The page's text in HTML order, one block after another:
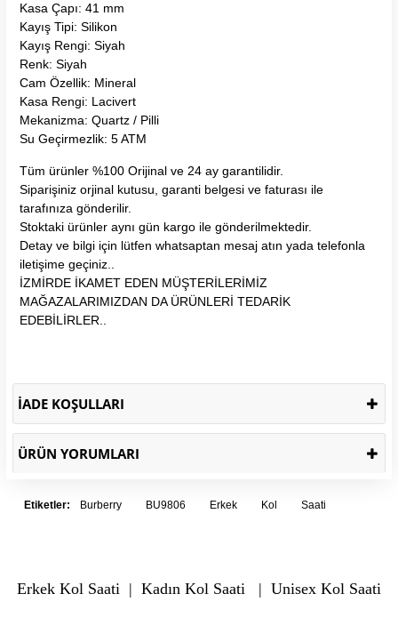
Kasa Çapı: 41 mm
Kayış Tipi: Silikon
Kayış Rengi: Siyah
Renk: Siyah
Cam Özellik: Mineral
Kasa Rengi: Lacivert
Mekanizma: Quartz / Pilli
Su Geçirmezlik: 5 ATM
Tüm ürünler %100 Orijinal ve 24 ay garantilidir.
Siparişiniz orjinal kutusu, garanti belgesi ve faturası ile
tarafınıza gönderilir.
Stoktaki ürünler aynı gün kargo ile gönderilmektedir.
Detay ve bilgi için lütfen whatsaptan mesaj atın yada telefonla
iletişime geçiniz..
İZMİRDE İKAMET EDEN MÜŞTERİLERİMİZ
MAĞAZALARIMIZDAN DA ÜRÜNLERİ TEDARİK
EDEBİLİRLER..
İADE KOŞULLARI
ÜRÜN YORUMLARI
Etiketler: Burberry BU9806 Erkek Kol Saati
Erkek Kol Saati| Kadın Kol Saati| Unisex Kol Saati